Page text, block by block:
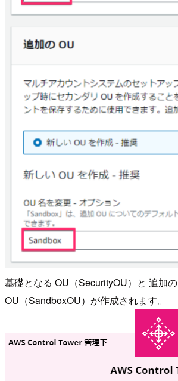
基礎となる OU（SecurityOU）と 追加の
OU（SandboxOU）が作成されます。